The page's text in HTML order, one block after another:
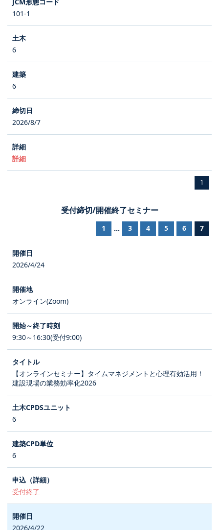
101-1
6
6
2026/8/7
詳細
1
受付締切/開催終了セミナー
1 ... 3 4 5 6 7
2026/4/24
オンライン(Zoom)
9:30～16:30(受付9:00)
【オンラインセミナー】タイムマネジメントと心理有効活用！
建設現場の業務効率化2026
6
6
受付終了
2026/4/22